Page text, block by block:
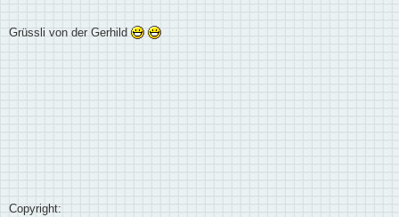
Grüssli von der Gerhild
Copyright: